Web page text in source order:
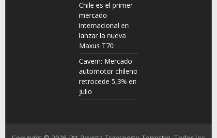
Chile es el primer
mercado
internacional en
lanzar la nueva
Maxus T70
Cavem: Mercado
automotor chileno
retrocede 5,3% en
julio